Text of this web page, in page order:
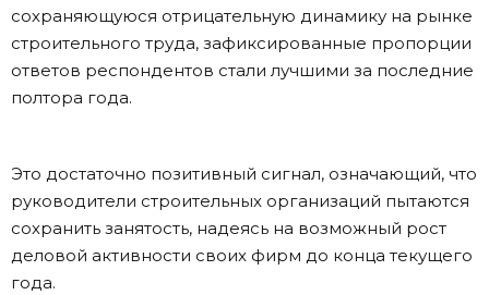
сохраняющуюся отрицательную динамику на рынке
строительного труда, зафиксированные пропорции
ответов респондентов стали лучшими за последние
полтора года.
Это достаточно позитивный сигнал, означающий, что
руководители строительных организаций пытаются
сохранить занятость, надеясь на возможный рост
деловой активности своих фирм до конца текущего
года.